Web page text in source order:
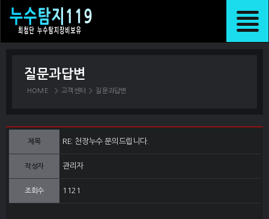
질문과답변
HOME > 고객센터 > 질문과답변
제목 RE: 천장누수 문의드립니다.
작성자 관리자
조회수 1121